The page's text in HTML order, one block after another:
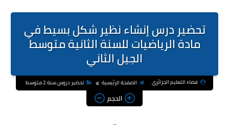
تحضير درس إنشاء نظير شكل بسيط في
مادة الرياضيات للسنة الثانية متوسط
الجيل الثاني
فضاء التعليم الجزائري الصفحة الرئيسية تحضير دروس سنة 2 متوسط
الحجم